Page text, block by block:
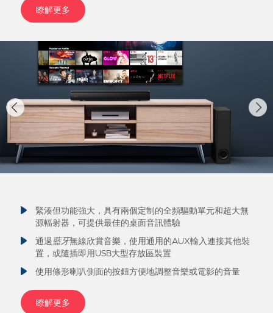
瞭解更多
緊湊但功能強大，具有兩個定制的全頻驅動單元和超大無
源輻射器，可提供最佳的桌面音訊體驗
通過藍牙無線欣賞音樂，使用通用的AUX輸入連接其他裝
置，或隨插即用USB大型存放區裝置
使用條形喇叭側面的按鈕方便地調整音樂或電影的音量
瞭解更多